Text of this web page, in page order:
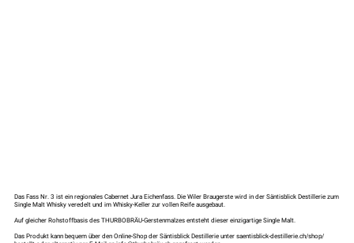
Das Fass Nr. 3 ist ein regionales Cabernet Jura Eichenfass. Die Wiler Braugerste wird in der Säntisblick Destillerie zum
Single Malt Whisky veredelt und im Whisky-Keller zur vollen Reife ausgebaut.
Auf gleicher Rohstoffbasis des THURBOBRÄU-Gerstenmalzes entsteht dieser einzigartige Single Malt.
Das Produkt kann bequem über den Online-Shop der Säntisblick Destillerie unter saentisblick-destillerie.ch/shop/